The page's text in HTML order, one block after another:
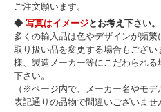
ご注文願います。
◆ 写真はイメージとお考え下さい。
多くの輸入品は色やデザインが頻
取り扱い品を変更する場合もござ
様、製造メーカー等にこだわられ
下さい。
（※ページ内で、メーカー名やモ
表記通りの品物で間違いございませ